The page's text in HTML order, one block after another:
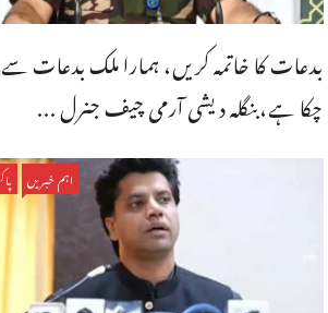
بدعات کا خاتمہ کریں، ہمارا ملک بدعات
چکا ہے،بنگله دیشی آرمی چیف جنرل ...
اہم خبریں